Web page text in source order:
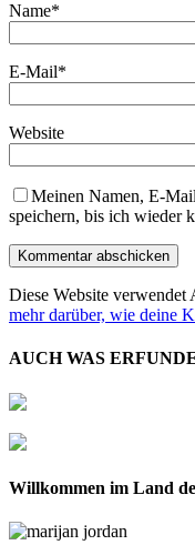
Name*
E-Mail*
Website
Meinen Namen, E-
speichern, bis ich wieder
Diese Website verwendet
mehr darüber, wie deine
AUCH WAS
Willkommen im Land